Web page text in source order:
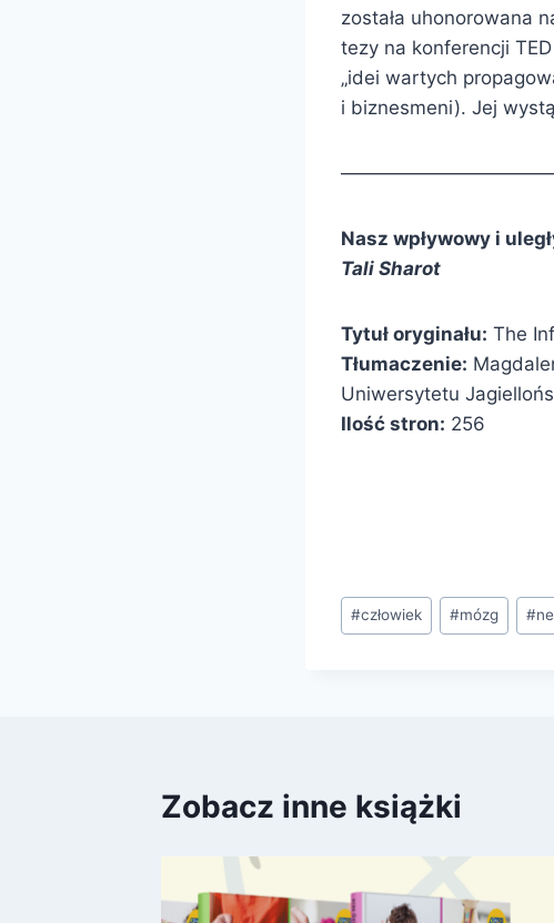
została uhonorowana
tezy na konferencji
„idei wartych
i biznesmeni). Jej
Nasz wpływowy i
Tali Sharot
Tytuł oryginału: The
Tłumaczenie:
Uniwersytetu
Ilość stron: 256
Tagi
wpisu:
#człowiek #mózg #
Zobacz inne książki